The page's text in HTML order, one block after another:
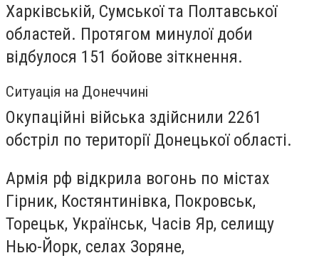
Харківській, Сумської та Полтавської
областей. Протягом минулої доби
відбулося 151 бойове зіткнення.
Ситуація на Донеччині
Окупаційні війська здійснили 2261
обстріл по території Донецької області.
Армія рф відкрила вогонь по містах
Гірник, Костянтинівка, Покровськ,
Торецьк, Українськ, Часів Яр, селищу
Нью-Йорк, селах Зоряне,